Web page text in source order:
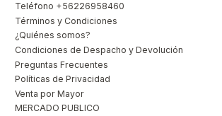
Teléfono +56226958460
Términos y Condiciones
¿Quiénes somos?
Condiciones de Despacho y Devolución
Preguntas Frecuentes
Políticas de Privacidad
Venta por Mayor
MERCADO PUBLICO